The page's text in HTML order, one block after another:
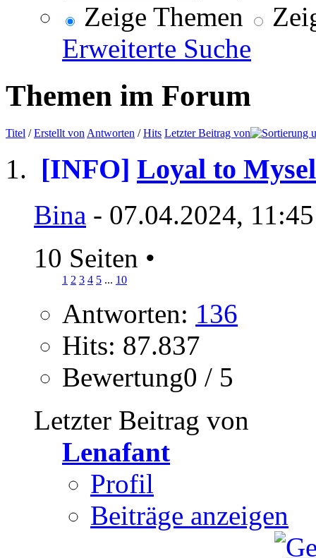
Zeige Themen
Erweiterte Suche
Themen im Forum
Titel /Erstellt von Antworten /Hits Letzter Beitrag von
[INFO] Loyal to
Bina - 07.04.2024,
10 Seiten •
1 2 3 4 5 ... 10
Antworten: 136
Hits: 87.837
Bewertung0 / 5
Letzter Beitrag von
Lenafant
Profil
Beiträge anzeigen